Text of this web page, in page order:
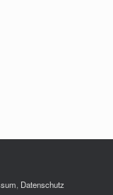
Datenschutz